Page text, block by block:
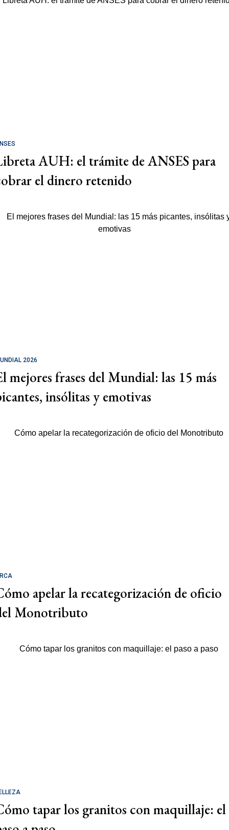
AUH: el trámite de ANSES para
el dinero retenido
2026
mejores frases del Mundial: las 15 más
insólitas y emotivas
apelar la recategorización de oficio
Monotributo
tapar los granitos con maquillaje: el